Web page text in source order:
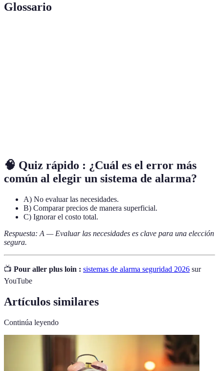
Glossario
🧠 Quiz rápido : ¿Cuál es el error más
común al elegir un sistema de alarma?
A) No evaluar las necesidades.
B) Comparar precios de manera superficial.
C) Ignorar el costo total.
Respuesta: A — Evaluar las necesidades es clave para una elección
segura.
📺 Pour aller plus loin : sistemas de alarma seguridad 2026 sur
YouTube
Artículos similares
Continúa leyendo